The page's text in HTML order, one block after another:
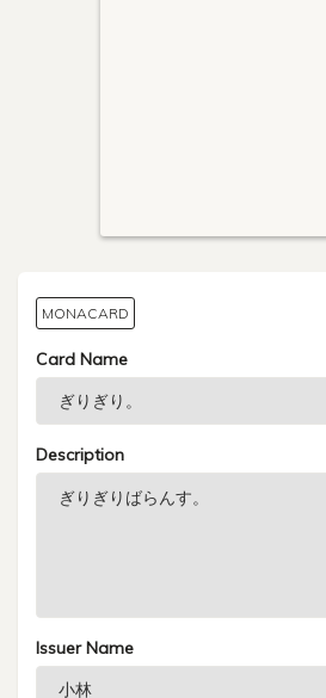
MONACARD
Card Name
Description
Issuer Name